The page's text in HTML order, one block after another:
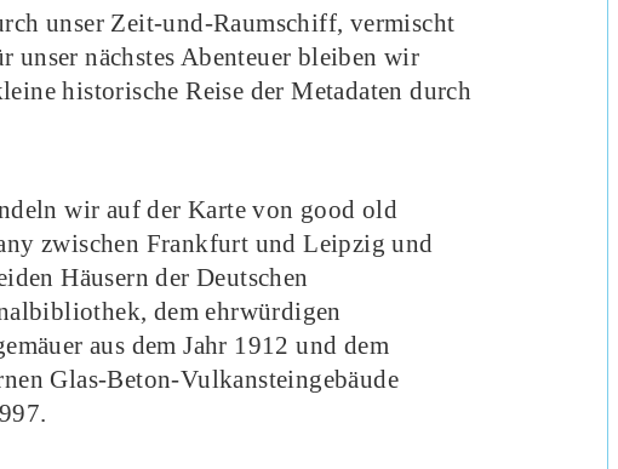
unser Zeit-und-Raumschiff, vermischt
unser nächstes Abenteuer bleiben wir
historische Reise der Metadaten durch
wir auf der Karte von good old
zwischen Frankfurt und Leipzig und
Häusern der Deutschen
dem ehrwürdigen
aus dem Jahr 1912 und dem
Glas-Beton-Vulkansteingebäude